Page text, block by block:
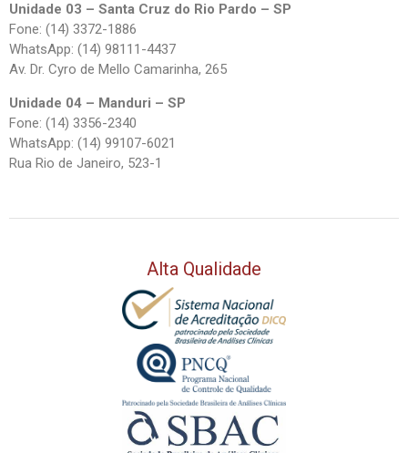
Unidade 03 – Santa Cruz do Rio Pardo – SP
Fone: (14) 3372-1886
WhatsApp: (14) 98111-4437
Av. Dr. Cyro de Mello Camarinha, 265
Unidade 04 – Manduri – SP
Fone: (14) 3356-2340
WhatsApp: (14) 99107-6021
Rua Rio de Janeiro, 523-1
Alta Qualidade